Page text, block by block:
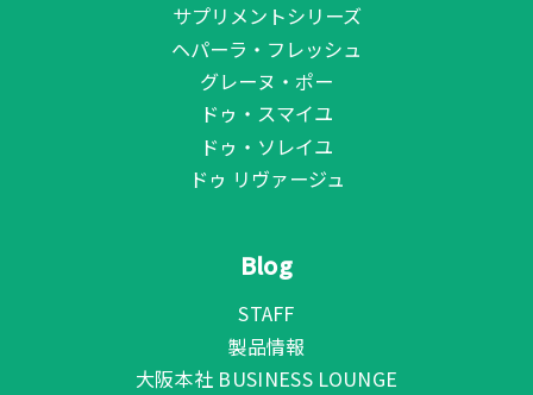
サプリメントシリーズ
ヘパーラ・フレッシュ
グレーヌ・ポー
ドゥ・スマイユ
ドゥ・ソレイユ
ドゥ リヴァージュ
Blog
STAFF
製品情報
大阪本社 BUSINESS LOUNGE